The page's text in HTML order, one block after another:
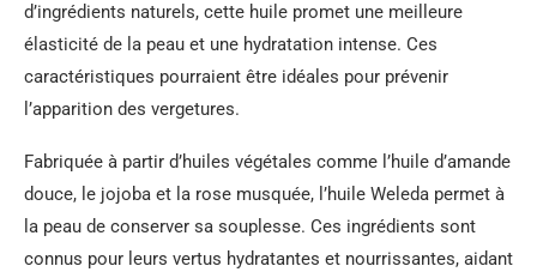
d’ingrédients naturels, cette huile promet une meilleure
élasticité de la peau et une hydratation intense. Ces
caractéristiques pourraient être idéales pour prévenir
l’apparition des vergetures.
Fabriquée à partir d’huiles végétales comme l’huile d’amande
douce, le jojoba et la rose musquée, l’huile Weleda permet à
la peau de conserver sa souplesse. Ces ingrédients sont
connus pour leurs vertus hydratantes et nourrissantes, aidant